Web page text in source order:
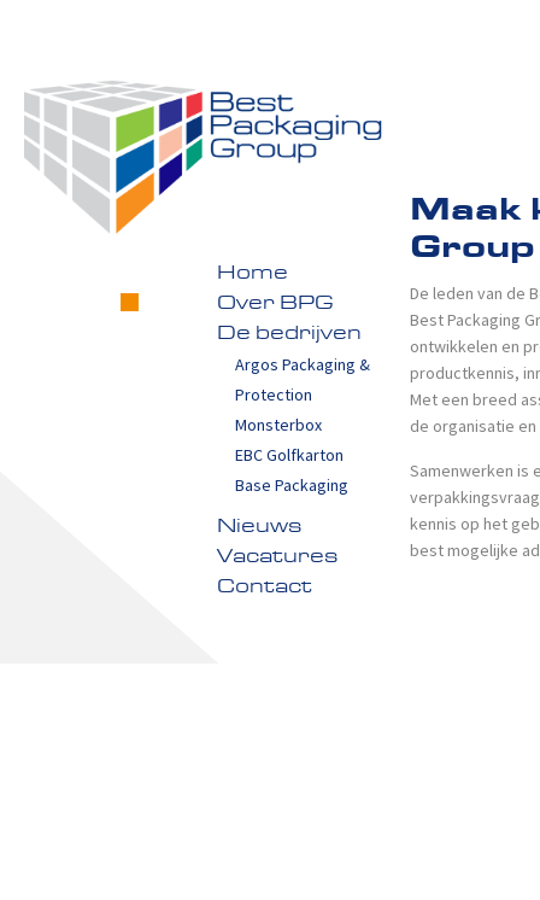
Home
Over BPG
De bedrijven
Argos Packaging &
Protection
Monsterbox
EBC Golfkarton
Base Packaging
Nieuws
Vacatures
Contact
Maak
Group
De leden van de
Best Packaging
ontwikkelen en
productkennis,
Met een breed
de organisatie
Samenwerken is
kennis op het
best mogelijke